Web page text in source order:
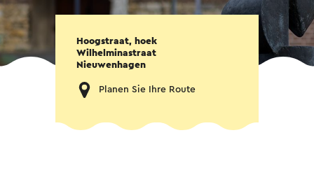
Hoogstraat, hoek
Wilhelminastraat
Nieuwenhagen
Planen Sie Ihre Route